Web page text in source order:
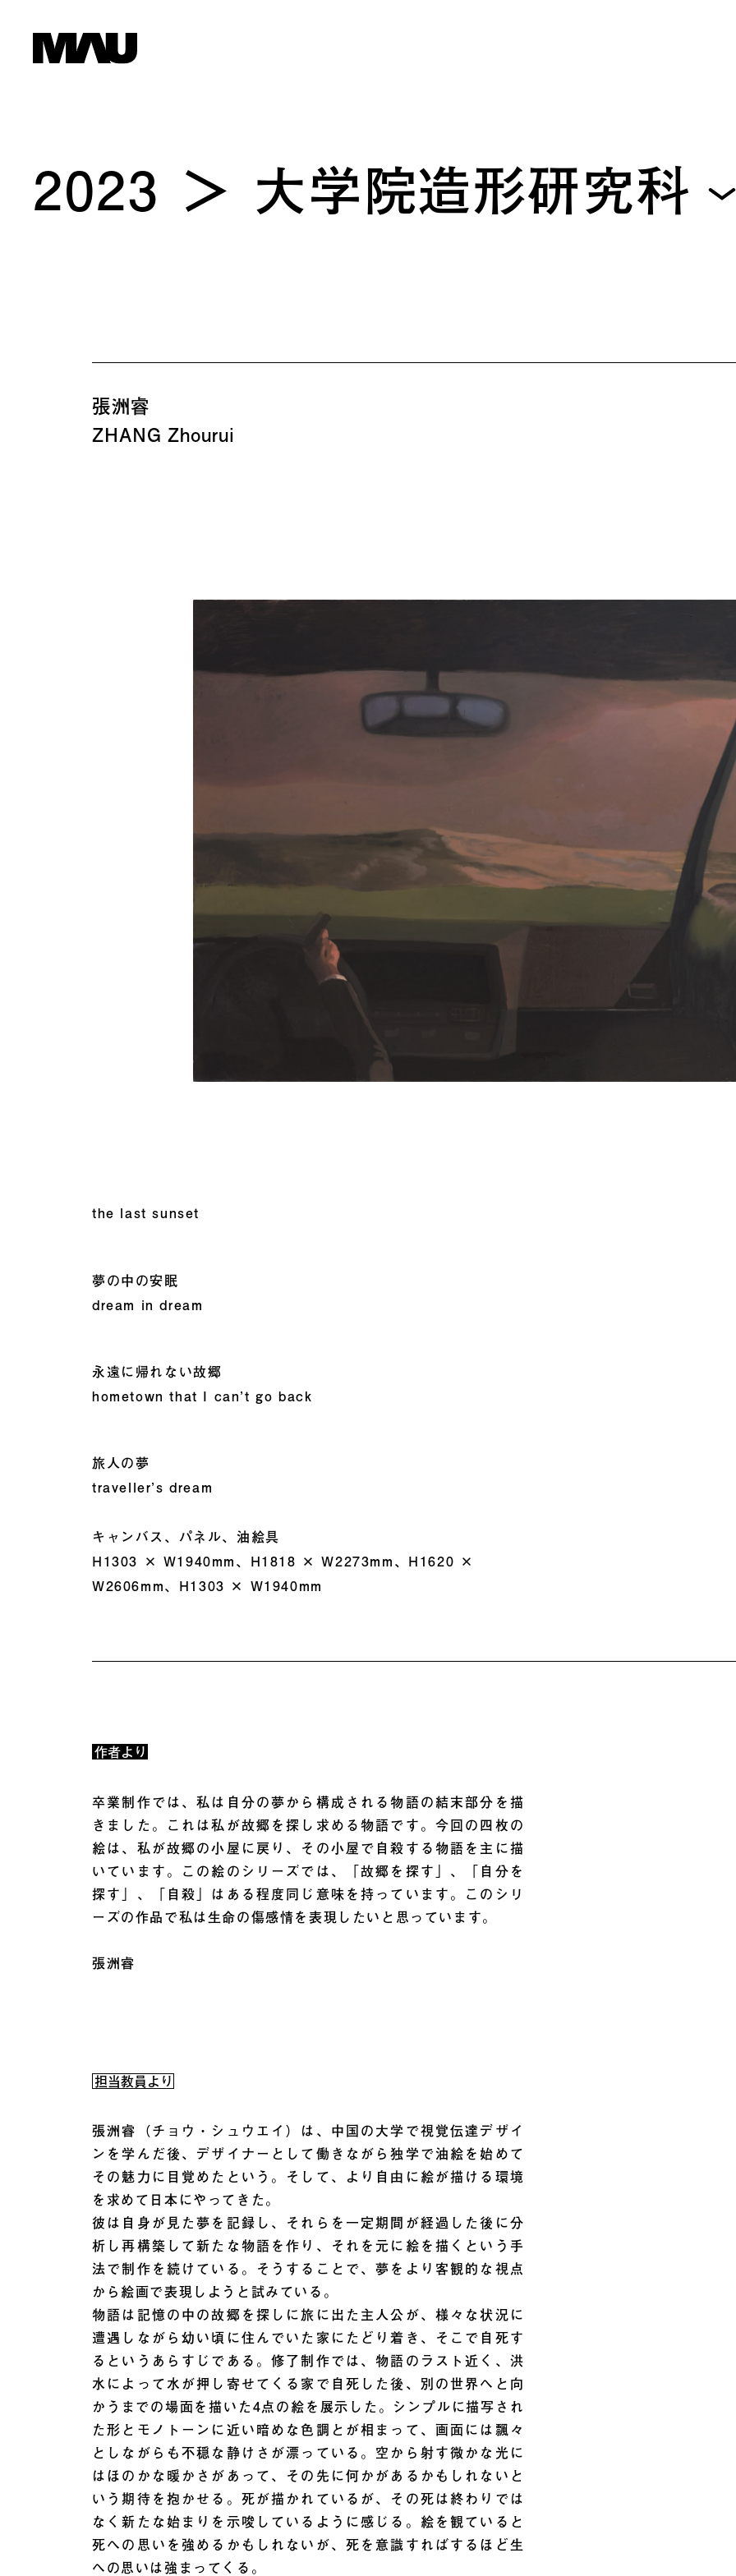
2023 大学院造形研究科
張洲睿
ZHANG Zhourui
the last sunset
夢の中の安眠
dream in dream
永遠に帰れない故郷
hometown that I can’t go back
旅人の夢
traveller’s dream
キャンバス、パネル、油絵具
H1303 × W1940mm、H1818 × W2273mm、H1620 ×
W2606mm、H1303 × W1940mm
作者より
卒業制作では、私は自分の夢から構成される物語の結末部分を描
きました。これは私が故郷を探し求める物語です。今回の四枚の
絵は、私が故郷の小屋に戻り、その小屋で自殺する物語を主に描
いています。この絵のシリーズでは、「故郷を探す」、「自分を
探す」、「自殺」はある程度同じ意味を持っています。このシリ
ーズの作品で私は生命の傷感情を表現したいと思っています。
張洲睿
担当教員より
張洲睿（チョウ・シュウエイ）は、中国の大学で視覚伝達デザイ
ンを学んだ後、デザイナーとして働きながら独学で油絵を始めて
その魅力に目覚めたという。そして、より自由に絵が描ける環境
を求めて日本にやってきた。
彼は自身が見た夢を記録し、それらを一定期間が経過した後に分
析し再構築して新たな物語を作り、それを元に絵を描くという手
法で制作を続けている。そうすることで、夢をより客観的な視点
から絵画で表現しようと試みている。
物語は記憶の中の故郷を探しに旅に出た主人公が、様々な状況に
遭遇しながら幼い頃に住んでいた家にたどり着き、そこで自死す
るというあらすじである。修了制作では、物語のラスト近く、洪
水によって水が押し寄せてくる家で自死した後、別の世界へと向
かうまでの場面を描いた4点の絵を展示した。シンプルに描写され
た形とモノトーンに近い暗めな色調とが相まって、画面には飄々
としながらも不穏な静けさが漂っている。空から射す微かな光に
はほのかな暖かさがあって、その先に何かがあるかもしれないと
いう期待を抱かせる。死が描かれているが、その死は終わりでは
なく新たな始まりを示唆しているように感じる。絵を観ていると
死への思いを強めるかもしれないが、死を意識すればするほど生
への思いは強まってくる。